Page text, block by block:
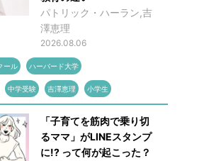
パトリック・ハーラン,吉
澤恵理
2026.08.06
ール ハーバード大学
中学受験 吉澤恵理 小学生
「子育てを筋肉で乗り切
るママ」がLINEスタンプ
に!? って何が起こった？